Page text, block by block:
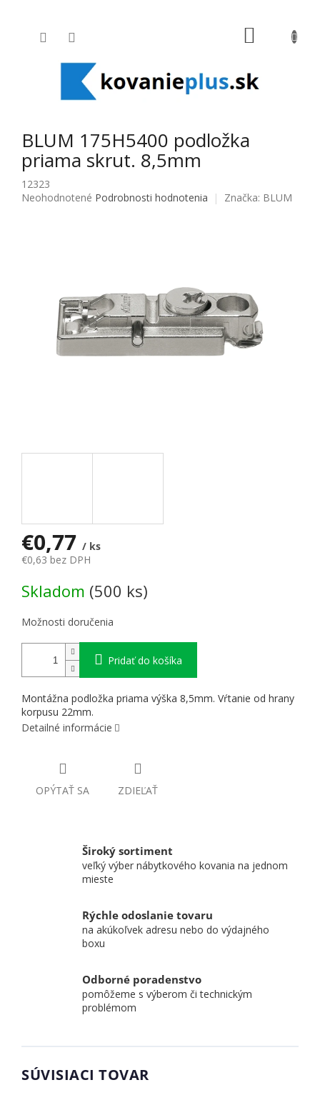
BLUM 175H5400 podložka
priama skrut. 8,5mm
12323
Priemerné hodnotenie produktu je 0,0 z 5 hviezdičiek.
Neohodnotené Podrobnosti hodnotenia Značka: BLUM
€0,77 / ks
€0,63 bez DPH
Skladom (500 ks)
Možnosti doručenia
Pridať do košíka
Montážna podložka priama výška 8,5mm. Vŕtanie od hrany
korpusu 22mm.
Detailné informácie
OPÝTAŤ SA ZDIEĽAŤ
Široký sortiment
veľký výber nábytkového kovania na jednom
mieste
Rýchle odoslanie tovaru
na akúkoľvek adresu nebo do výdajného
boxu
Odborné poradenstvo
pomôžeme s výberom či technickým
problémom
SÚVISIACI TOVAR